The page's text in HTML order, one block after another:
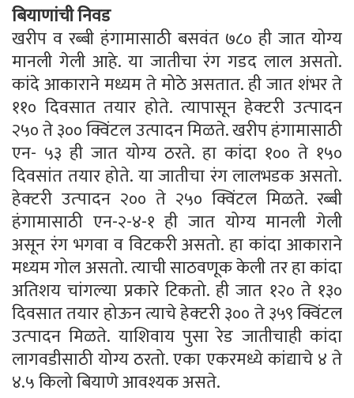
बियाणांची निवड
खरीप व रब्‍बी हंगामासाठी बसवंत ७८० ही जात योग्‍य
मानली गेली आहे. या जातीचा रंग गडद लाल असतो.
कांदे आकाराने मध्यम ते मोठे असतात. ही जात शंभर ते
११० दिवसात तयार होते. त्यापासून हेक्‍टरी उत्‍पादन
२५० ते ३०० क्विंटल उत्पादन मिळते. खरीप हंगामासाठी
एन- ५३ ही जात योग्‍य ठरते. हा कांदा १०० ते १५०
दिवसांत तयार होते. या जातीचा रंग लालभडक असतो.
हेक्‍टरी उत्‍पादन २०० ते २५० क्विंटल मिळते. रब्बी
हंगामासाठी एन-२-४-१ ही जात योग्‍य मानली गेली
असून रंग भगवा व विटकरी असतो. हा कांदा आकाराने
मध्‍यम गोल असतो. त्याची साठवणूक केली तर हा कांदा
अतिशय चांगल्‍या प्रकारे टिकतो. ही जात १२० ते १३०
दिवसात तयार होऊन त्याचे हेक्‍टरी ३०० ते ३५९ क्विंटल
उत्‍पादन मिळते. याशिवाय पुसा रेड जातीचाही कांदा
लागवडीसाठी योग्य ठरतो. एका एकरमध्ये कांद्याचे ४ ते
४.५ किलो बियाणे आवश्यक असते.